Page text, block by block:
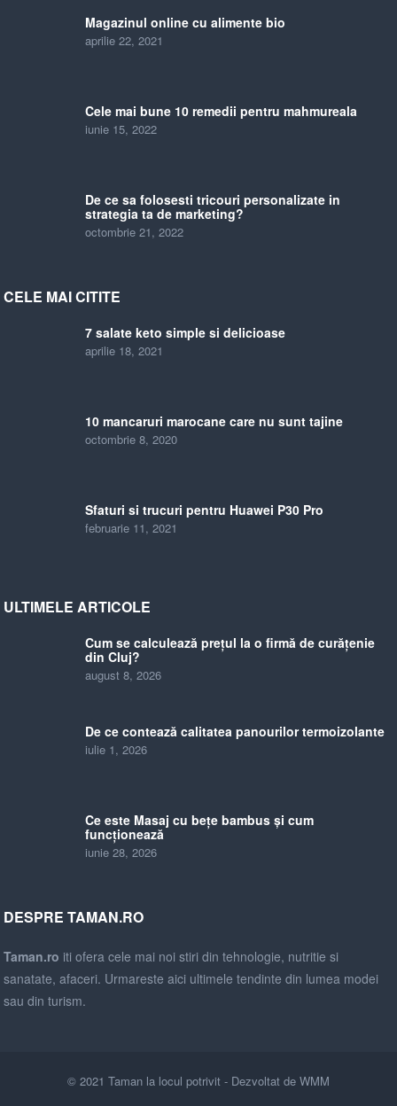
Magazinul online cu alimente bio
aprilie 22, 2021
Cele mai bune 10 remedii pentru mahmureala
iunie 15, 2022
De ce sa folosesti tricouri personalizate in
strategia ta de marketing?
octombrie 21, 2022
CELE MAI CITITE
7 salate keto simple si delicioase
aprilie 18, 2021
10 mancaruri marocane care nu sunt tajine
octombrie 8, 2020
Sfaturi si trucuri pentru Huawei P30 Pro
februarie 11, 2021
ULTIMELE ARTICOLE
Cum se calculează prețul la o firmă de curățenie
din Cluj?
august 8, 2026
De ce contează calitatea panourilor termoizolante
iulie 1, 2026
Ce este Masaj cu bețe bambus și cum
funcționează
iunie 28, 2026
DESPRE TAMAN.RO
Taman.ro iti ofera cele mai noi stiri din tehnologie, nutritie si
sanatate, afaceri. Urmareste aici ultimele tendinte din lumea modei
sau din turism.
© 2021 Taman la locul potrivit - Dezvoltat de WMM